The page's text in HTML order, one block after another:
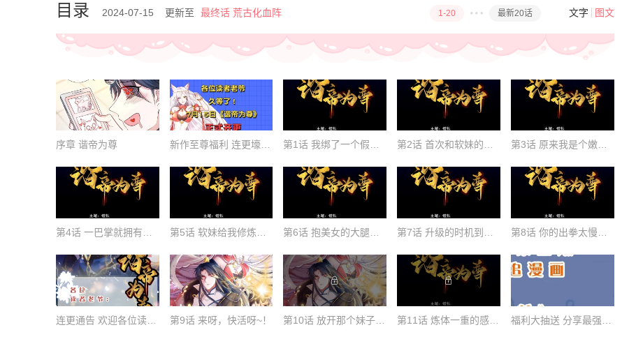
目录 2024-07-15 更新至 最终话 荒古化血阵 1-20 最新20话 文字 图文
序章 谐帝为尊 新作至尊福利 连更壕礼大放送！ 第1话 我绑了一个假系统？！ 第2话 首次和软妹的接触！ 第3话 原来我是个嫩肉票？！
第4话 一巴掌就拥有滑稽值！ 第5话 软妹给我修炼值！ 第6话 抱美女的大腿要紧！ 第7话 升级的时机到了！ 第8话 你的出拳太慢了！
第9话 来呀，快活呀~！